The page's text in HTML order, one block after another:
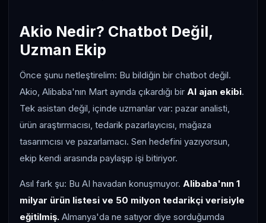
Akio Nedir? Chatbot Değil,
Uzman Ekip
Önce şunu netleştirelim: Bu bildiğin bir chatbot değil.
Akio, Alibaba'nın Mart ayında çıkardığı bir AI ajan ekibi.
Tek asistan değil, içinde uzmanlar var: pazar analisti,
ürün araştırmacısı, tedarik pazarlayıcısı, mağaza
tasarımcısı ve pazarlamacı. Sen hedefini yazıyorsun,
ekip kendi arasında paylaşıp işi bitiriyor.
Asıl fark şu: Bu AI havadan konuşmuyor. Alibaba'nın 1
milyar ürün listesi ve 50 milyon tedarikçi verisiyle
eğitilmiş. Almanya'da ne satıyor diye sorduğumda